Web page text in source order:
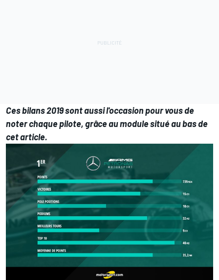
Ces bilans 2019 sont aussi l'occasion pour vous de
noter chaque pilote, grâce au module situé au bas de
cet article.